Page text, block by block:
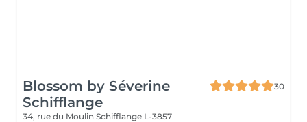
Blossom by Séverine
Schifflange
30
34, rue du Moulin Schifflange L-3857